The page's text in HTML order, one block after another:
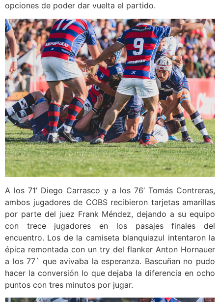
opciones de poder dar vuelta el partido.
A los 71’ Diego Carrasco y a los 76’ Tomás Contreras,
ambos jugadores de COBS recibieron tarjetas amarillas
por parte del juez Frank Méndez, dejando a su equipo
con trece jugadores en los pasajes finales del
encuentro. Los de la camiseta blanquiazul intentaron la
épica remontada con un try del flanker Anton Hornauer
a los 77´ que avivaba la esperanza. Bascuñan no pudo
hacer la conversión lo que dejaba la diferencia en ocho
puntos con tres minutos por jugar.